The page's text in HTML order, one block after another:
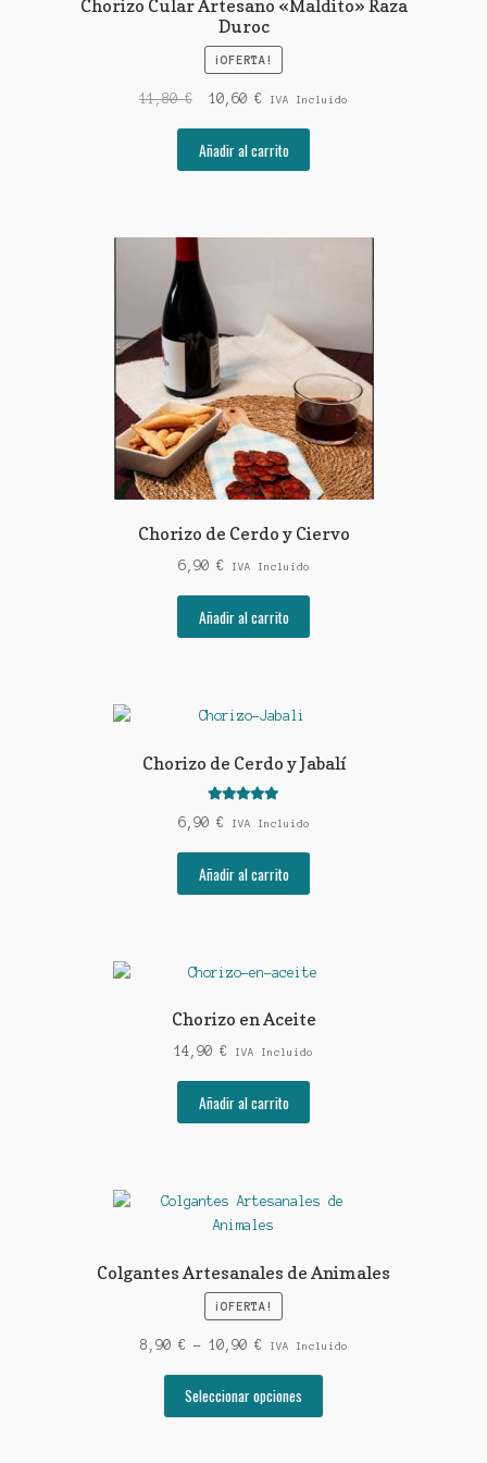
Chorizo Cular Artesano «Maldito» Raza
Duroc
¡OFERTA!
11,80€
El
original
era:
10,60€ El
actual
es:
IVA Incluido
Añadir al carrito
Chorizo de Cerdo y Ciervo
6,90 € IVA Incluido
Añadir al carrito
Chorizo de Cerdo y Jabalí
6,90 € IVA Incluido
Añadir al carrito
Chorizo en Aceite
14,90 € IVA Incluido
Añadir al carrito
Colgantes Artesanales de Animales
¡OFERTA!
8,90 € - 10,90 €Rango
precios:
desde
IVA Incluido
Seleccionar opciones